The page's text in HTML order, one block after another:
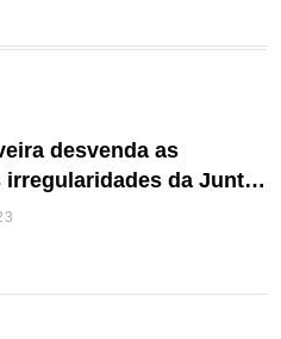
desvenda as
irregularidades da Junta
S. João de Ver